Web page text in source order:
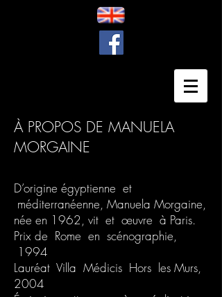
À PROPOS DE MANUELA
MORGAINE
D’origine égyptienne et
méditerranéenne, Manuela Morgaine,
née en 1962, vit et œuvre à Paris.
Prix de Rome en scénographie,
1994
Lauréat Villa Médicis Hors les Murs,
2004